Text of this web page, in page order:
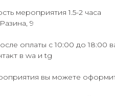
мероприятия 1.5-2 часа
9
оплаты с 10:00 до 18:00
в wa и tg
вы можете